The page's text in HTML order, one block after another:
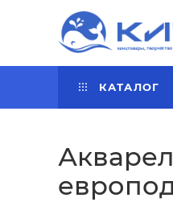
КАТАЛОГ